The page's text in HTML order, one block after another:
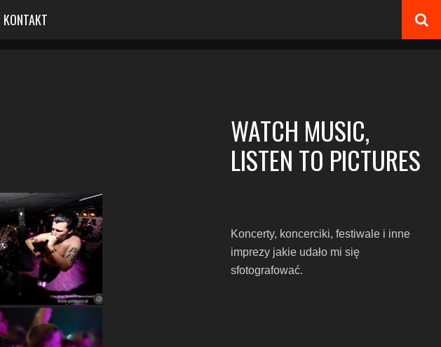
KONTAKT
WATCH MUSIC,
LISTEN TO PICTURES
Koncerty, koncerciki, festiwale i inne
imprezy jakie udało mi się
sfotografować.